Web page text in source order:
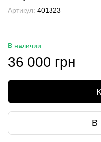
Артикул: 401323
В наличии
36 000 грн
В